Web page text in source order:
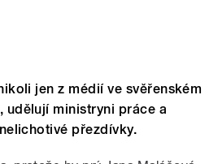
jen z médií ve svěřenském
udělují ministryni práce a
přezdívky.